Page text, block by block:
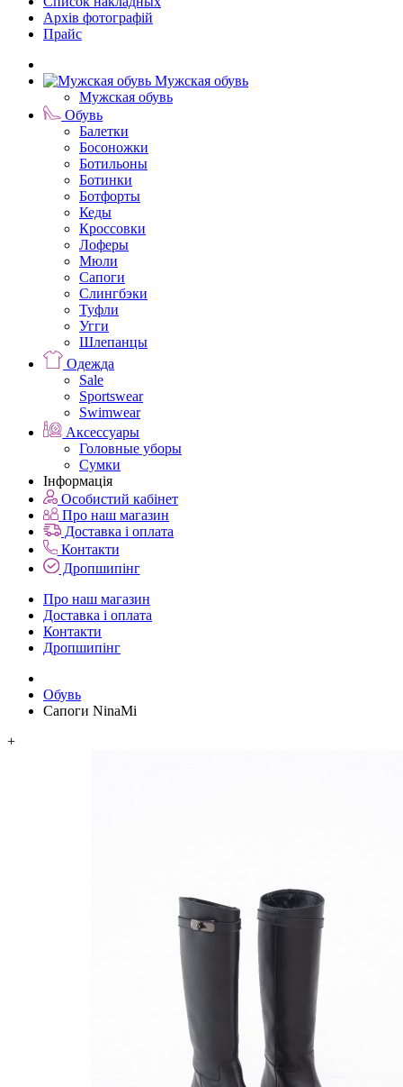
Архів фотографій
Прайс
Мужская обувь
Мужская обувь
Обувь
Балетки
Босоножки
Ботильоны
Ботинки
Ботфорты
Кеды
Кроссовки
Лоферы
Мюли
Сапоги
Слингбэки
Туфли
Угги
Шлепанцы
Одежда
Sale
Sportswear
Swimwear
Аксессуары
Головные уборы
Сумки
Інформація
Особистий кабінет
Про наш магазин
Доставка і оплата
Контакти
Дропшипінг
Про наш магазин
Доставка і оплата
Контакти
Дропшипінг
Обувь
Сапоги NinaMi
+